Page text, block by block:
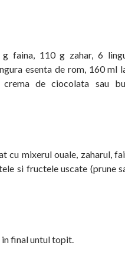
faina, 110 g zahar, 6
esenta de rom, 160 ml
de ciocolata sau
cu mixerul ouale, zaharul,
si fructele uscate (prune
in final untul topit.